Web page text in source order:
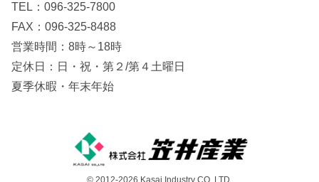
TEL： 096-325-7800
FAX：096-325-8488
営業時間：8時～18時
定休日：日・祝・第２/第４土曜日
夏季休暇・年末年始
© 2012-2026 Kasai Industry CO.,LTD.